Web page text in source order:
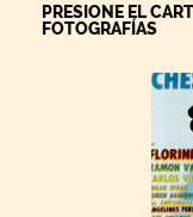
PRESIONE EL
FOTOGRAFÍAS